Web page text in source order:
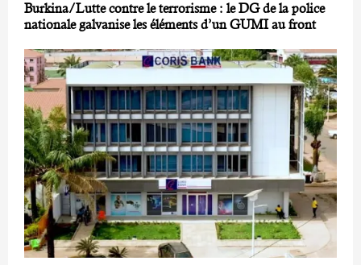
Burkina/Lutte contre le terrorisme : le DG de la police
nationale galvanise les éléments d’un GUMI au front